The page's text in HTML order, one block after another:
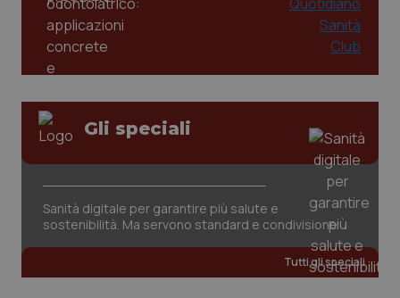
Gli speciali
Sanità digitale per garantire più salute e
sostenibilità. Ma servono standard e condivisione
Tutti gli speciali
session-id
www.quotidianosanita.it